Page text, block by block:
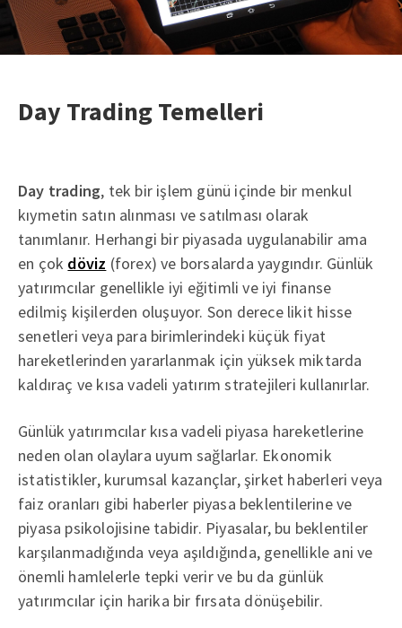
Day Trading Temelleri
Day trading, tek bir işlem günü içinde bir menkul
kıymetin satın alınması ve satılması olarak
tanımlanır. Herhangi bir piyasada uygulanabilir ama
en çok döviz (forex) ve borsalarda yaygındır. Günlük
yatırımcılar genellikle iyi eğitimli ve iyi finanse
edilmiş kişilerden oluşuyor. Son derece likit hisse
senetleri veya para birimlerindeki küçük fiyat
hareketlerinden yararlanmak için yüksek miktarda
kaldıraç ve kısa vadeli yatırım stratejileri kullanırlar.
Günlük yatırımcılar kısa vadeli piyasa hareketlerine
neden olan olaylara uyum sağlarlar. Ekonomik
istatistikler, kurumsal kazançlar, şirket haberleri veya
faiz oranları gibi haberler piyasa beklentilerine ve
piyasa psikolojisine tabidir. Piyasalar, bu beklentiler
karşılanmadığında veya aşıldığında, genellikle ani ve
önemli hamlelerle tepki verir ve bu da günlük
yatırımcılar için harika bir fırsata dönüşebilir.